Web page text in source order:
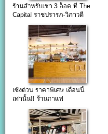
ร้านสําหรับเช่า 3 ล็อค ที่ The
Capital ราชปรารภ-วิภาวดี
เซ้งด่วน ราคาพิเศษ เดือนนี้
เท่านั้น!! ร้านกาแฟ
รามคำแหง112